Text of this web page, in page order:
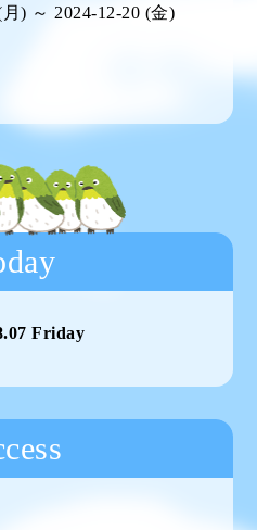
月) ～ 2024-12-20 (金)
Friday